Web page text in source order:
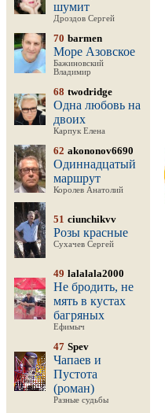
шумит
Дроздов Сергей
70 barmen
Море Азовское
Бажиновский
Владимир
68 twodridge
Одна любовь на
двоих
Карпук Елена
62 akononov6690
Одиннадцатый
маршрут
Королев Анатолий
51 ciunchikvv
Розы красные
Сухачев Сергей
49 lalalala2000
Не бродить, не
мять в кустах
багряных
Ефимыч
47 Spev
Чапаев и
Пустота
(роман)
Разные судьбы